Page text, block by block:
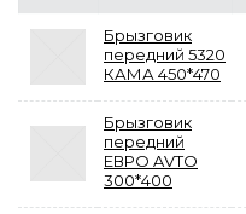
Брызговик
передний 5320
КАМА 450*470
Брызговик
передний
ЕВРО AVTO
300*400